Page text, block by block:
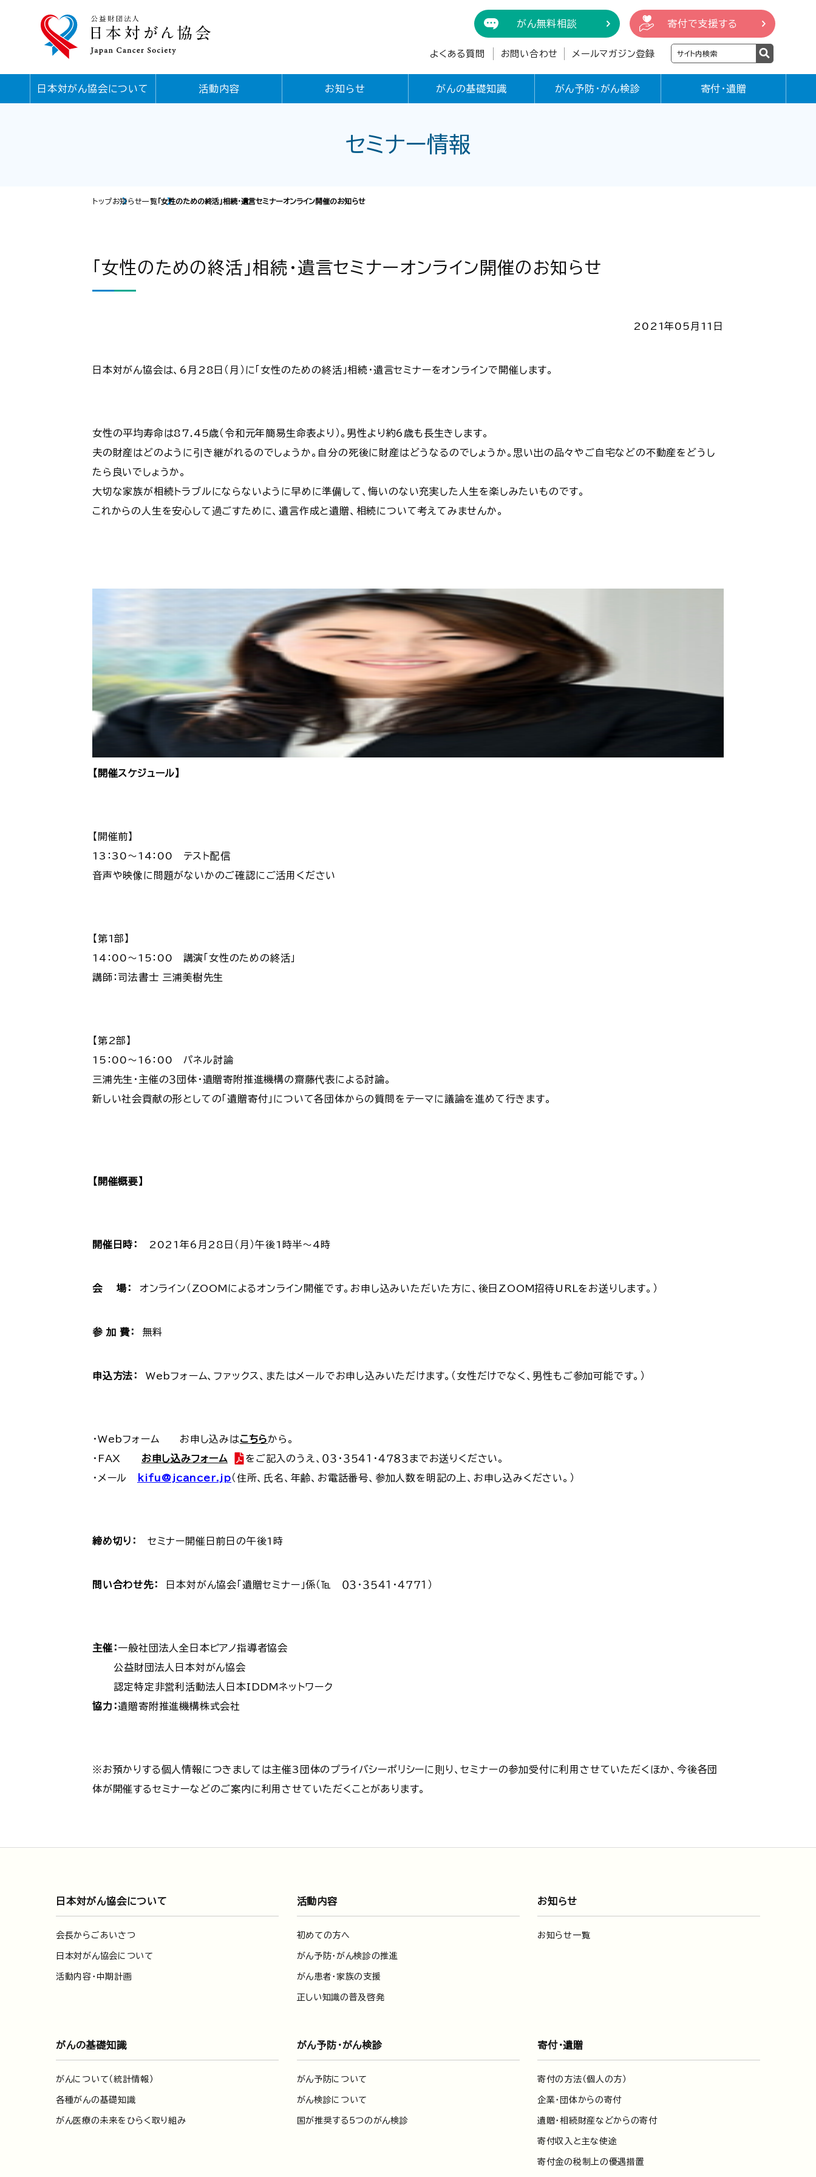
がん無料相談 寄付で支援する
よくある質問 お問い合わせ メールマガジン登録
日本対がん協会について 活動内容 お知らせ がんの基礎知識 がん予防・がん検診 寄付・遺贈
セミナー情報
トップお知らせ一覧 「女性のための終活」相続・遺言セミナーオンライン開催のお知らせ
「女性のための終活」相続・遺言セミナーオンライン開催のお知らせ
2021年05月11日
日本対がん協会は、6月28日（月）に「女性のための終活」相続・遺言セミナーをオンラインで開催します。
女性の平均寿命は87.45歳（令和元年簡易生命表より）。男性より約6歳も長生きします。
夫の財産はどのように引き継がれるのでしょうか。自分の死後に財産はどうなるのでしょうか。思い出の品々やご自宅などの不動産をどうし
たら良いでしょうか。
大切な家族が相続トラブルにならないように早めに準備して、悔いのない充実した人生を楽しみたいものです。
これからの人生を安心して過ごすために、遺言作成と遺贈、相続について考えてみませんか。
【開催スケジュール】
【開催前】
13：30〜14：00 テスト配信
音声や映像に問題がないかのご確認にご活用ください
【第1部】
14：00〜15：00 講演「女性のための終活」
講師：司法書士 三浦美樹先生
【第2部】
15：00〜16：00 パネル討論
三浦先生・主催の３団体・遺贈寄附推進機構の齋藤代表による討論。
新しい社会貢献の形としての「遺贈寄付」について各団体からの質問をテーマに議論を進めて行きます。
【開催概要】
開催日時： 2021年6月28日（月）午後1時半～4時
会 場： オンライン（ZOOMによるオンライン開催です。お申し込みいただいた方に、後日ZOOM招待URLをお送りします。）
参 加 費： 無料
申込方法： Webフォーム、ファックス、またはメールでお申し込みいただけます。（女性だけでなく、男性もご参加可能です。）
・Webフォーム お申し込みはこちらから。
・FAX お申し込みフォーム
をご記入のうえ、０３・３５４１・４７８３までお送りください。
・メール
kifu@jcancer.jp（住所、氏名、年齢、お電話番号、参加人数を明記の上、お申し込みください。）
締め切り： セミナー開催日前日の午後1時
問い合わせ先： 日本対がん協会「遺贈セミナー」係（℡ ０３・３５４１・４７７１）
主催：一般社団法人全日本ピアノ指導者協会
公益財団法人日本対がん協会
認定特定非営利活動法人日本IDDMネットワーク
協力：遺贈寄附推進機構株式会社
※お預かりする個人情報につきましては主催3団体のプライバシーポリシーに則り、セミナーの参加受付に利用させていただくほか、今後各団
体が開催するセミナーなどのご案内に利用させていただくことがあります。
日本対がん協会について
会長からごあいさつ
日本対がん協会について
活動内容・中期計画
活動内容
初めての方へ
がん予防・がん検診の推進
がん患者・家族の支援
正しい知識の普及啓発
お知らせ
お知らせ一覧
がんの基礎知識
がんについて（統計情報）
各種がんの基礎知識
がん医療の未来をひらく取り組み
がん予防・がん検診
がん予防について
がん検診について
国が推奨する5つのがん検診
寄付・遺贈
寄付の方法（個人の方）
企業・団体からの寄付
遺贈・相続財産などからの寄付
寄付収入と主な使途
寄付金の税制上の優遇措置